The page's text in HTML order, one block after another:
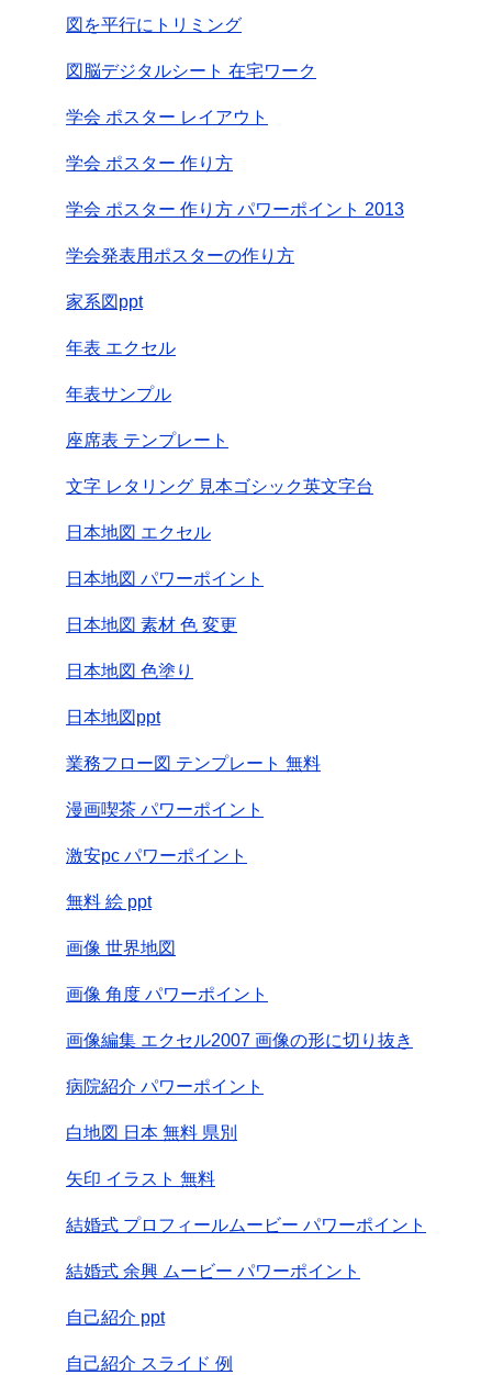
図を平行にトリミング
図脳デジタルシート 在宅ワーク
学会 ポスター レイアウト
学会 ポスター 作り方
学会 ポスター 作り方 パワーポイント 2013
学会発表用ポスターの作り方
家系図ppt
年表 エクセル
年表サンプル
座席表 テンプレート
文字 レタリング 見本ゴシック英文字台
日本地図 エクセル
日本地図 パワーポイント
日本地図 素材 色 変更
日本地図 色塗り
日本地図ppt
業務フロー図 テンプレート 無料
漫画喫茶 パワーポイント
激安pc パワーポイント
無料 絵 ppt
画像 世界地図
画像 角度 パワーポイント
画像編集 エクセル2007 画像の形に切り抜き
病院紹介 パワーポイント
白地図 日本 無料 県別
矢印 イラスト 無料
結婚式 プロフィールムービー パワーポイント
結婚式 余興 ムービー パワーポイント
自己紹介 ppt
自己紹介 スライド 例